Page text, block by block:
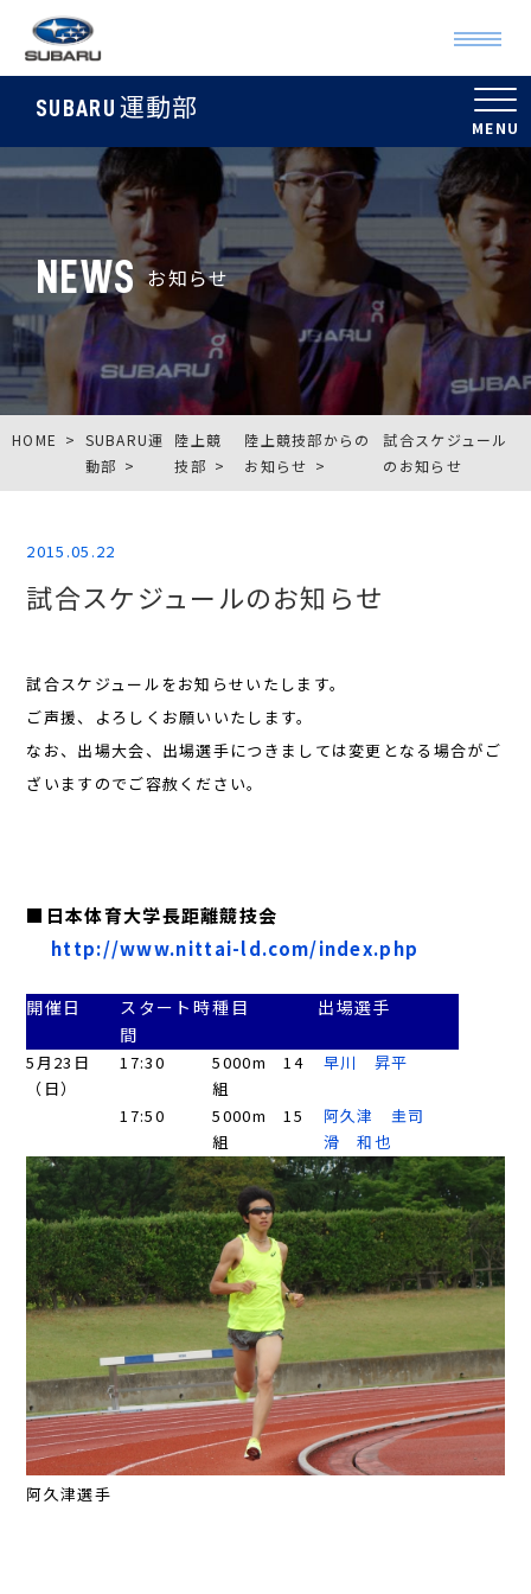
SUBARU 運動部
NEWS お知らせ
HOME
SUBARU運
動部
陸上競
技部
陸上競技部からの
お知らせ
試合スケジュール
のお知らせ
2015.05.22
試合スケジュールのお知らせ
試合スケジュールをお知らせいたします。
ご声援、よろしくお願いいたします。
なお、出場大会、出場選手につきましては変更となる場合がご
ざいますのでご容赦ください。
■日本体育大学長距離競技会
http://www.nittai-ld.com/index.php
開催日
スタート時
間
種目 出場選手
5月23日
（日）
17:30
5000m 14
組
早川 昇平
17:50
5000m 15
組
阿久津 圭司
滑 和也
阿久津選手